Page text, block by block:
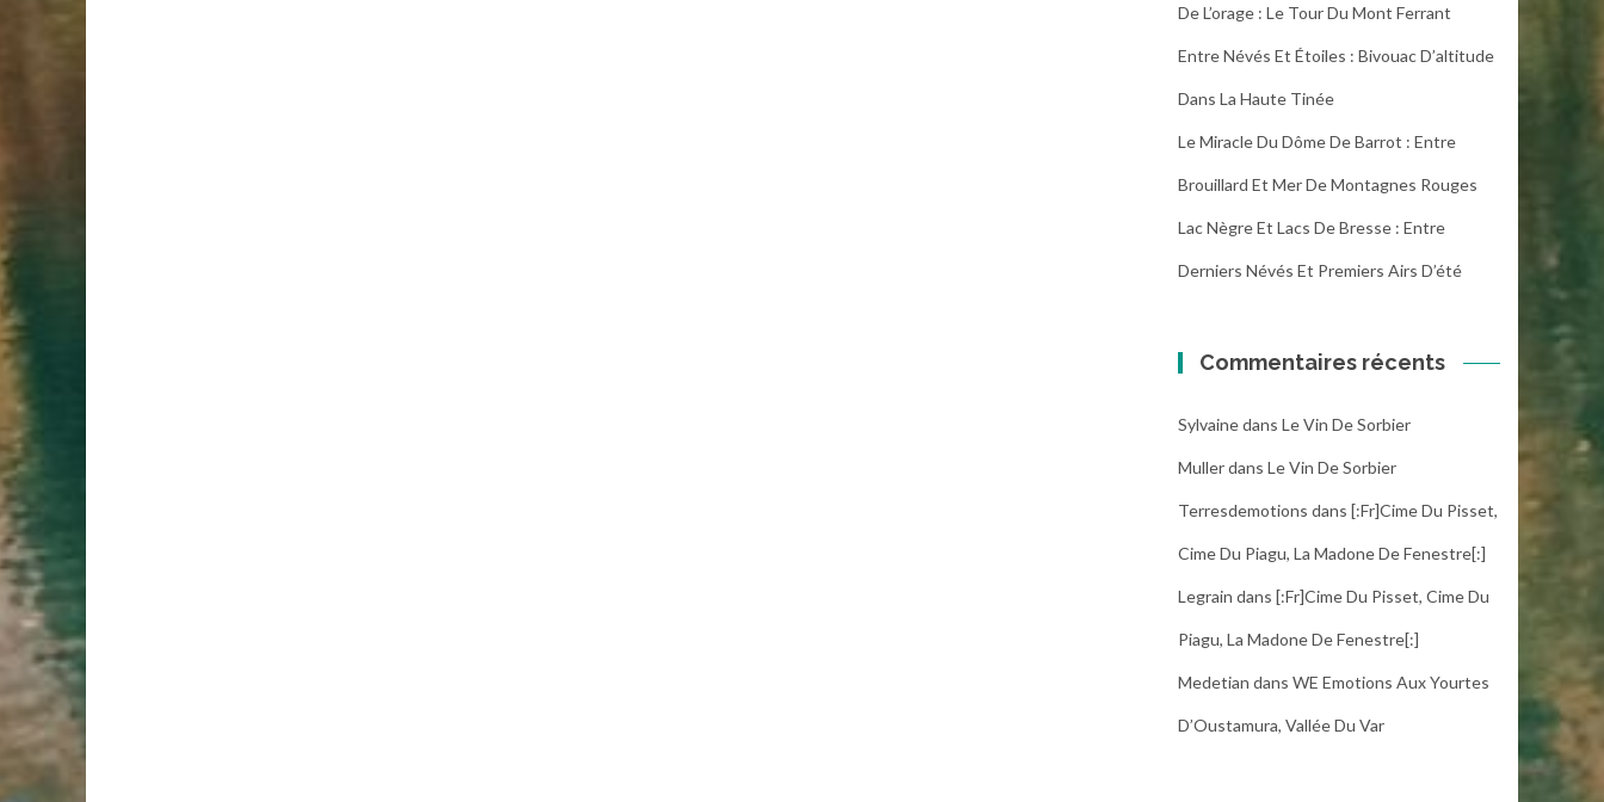
De L’orage : Le Tour Du Mont Ferrant
Entre Névés Et Étoiles : Bivouac D’altitude
Dans La Haute Tinée
Le Miracle Du Dôme De Barrot : Entre
Brouillard Et Mer De Montagnes Rouges
Lac Nègre Et Lacs De Bresse : Entre
Derniers Névés Et Premiers Airs D’été
Commentaires récents
Sylvainedans Le Vin De Sorbier
Mullerdans Le Vin De Sorbier
Terresdemotions dans [:fr]Cime Du Pisset,
Cime Du Piagu, La Madone De Fenestre[:]
Legrain dans [:fr]Cime Du Pisset, Cime Du
Piagu, La Madone De Fenestre[:]
Medetian dans WE Emotions Aux Yourtes
D’Oustamura, Vallée Du Var